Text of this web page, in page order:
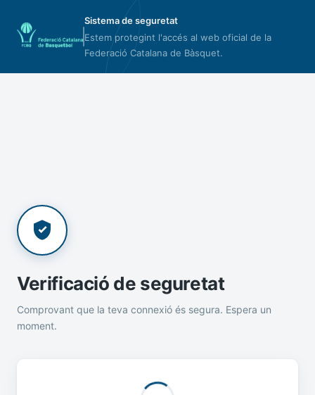
Sistema de seguretat
Estem protegint l'accés al web oficial de la
Federació Catalana de Bàsquet.
Verificació de seguretat
Comprovant que la teva connexió és segura. Espera un
moment.